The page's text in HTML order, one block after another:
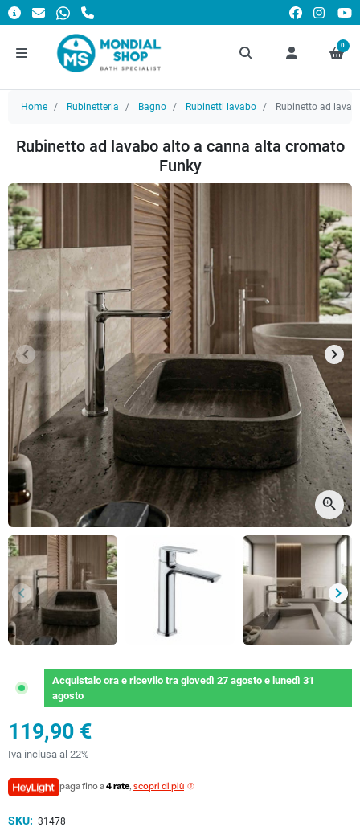
0
Home Rubinetteria Bagno Rubinetti lavabo Rubinetto ad
Rubinetto ad lavabo alto a canna alta cromato
Funky
Precedente
keyboard_arrow_left keyboard_arrow_right
zoom_in
Precedente
keyboard_arrow_left keyboard_arrow_right
Acquistalo orae ricevilo tra giovedì 27 agostoe lunedì 31
agosto
119,90 €
Iva inclusa al 22%
paga fino a4 rate, scopri di più
SKU: 31478